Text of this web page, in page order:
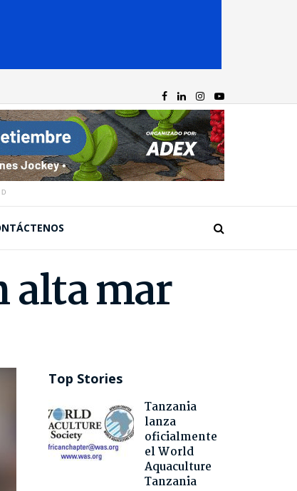
alta mar
Top Stories
Tanzania
lanza
oficialmente
el World
Aquaculture
Tanzania